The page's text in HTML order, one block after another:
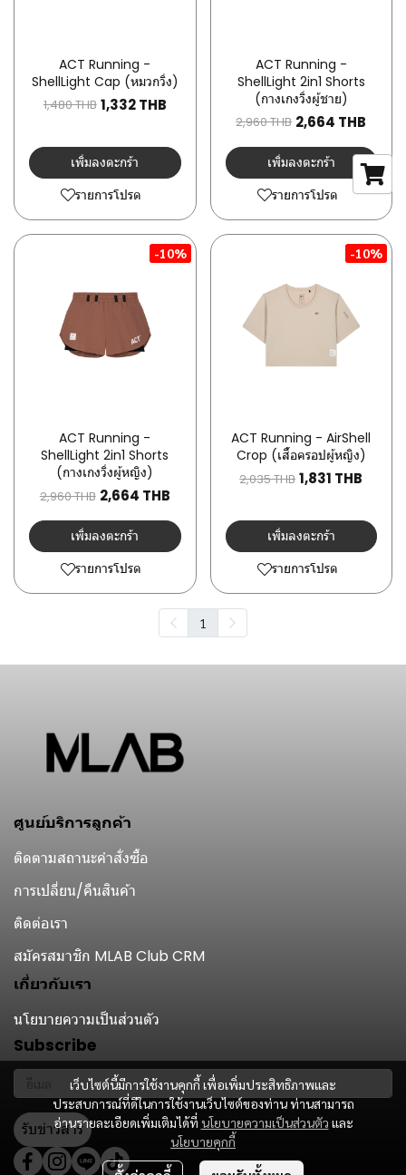
ACT Running -
ShellLight Cap (หมวกวิ่ง)
1,480 THB 1,332 THB
เพิ่มลงตะกร้า
รายการโปรด
ACT Running -
ShellLight 2in1 Shorts
(กางเกงวิ่งผู้ชาย)
2,960 THB 2,664 THB
เพิ่มลงตะกร้า
รายการโปรด
-10%
ACT Running -
ShellLight 2in1 Shorts
(กางเกงวิ่งผู้หญิง)
2,960 THB 2,664 THB
เพิ่มลงตะกร้า
รายการโปรด
-10%
ACT Running - AirShell
Crop (เสื้อครอปผู้หญิง)
2,035 THB 1,831 THB
เพิ่มลงตะกร้า
รายการโปรด
1
เว็บไซต์นี้มีการใช้งานคุกกี้ เพื่อเพิ่มประสิทธิภาพและ
ประสบการณ์ที่ดีในการใช้งานเว็บไซต์ของท่าน ท่านสามารถ
อ่านรายละเอียดเพิ่มเติมได้ที่ นโยบายความเป็นส่วนตัว และ
นโยบายคุกกี้
ศูนย์บริการลูกค้า
ติดตามสถานะคำสั่งซื้อ
การเปลี่ยน/คืนสินค้า
ติดต่อเรา
สมัครสมาชิก MLAB Club CRM
เกี่ยวกับเรา
นโยบายความเป็นส่วนตัว
Subscribe
รับข่าวสาร